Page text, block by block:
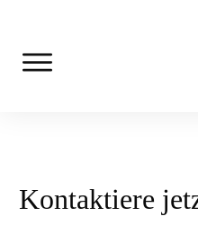
Kontaktiere